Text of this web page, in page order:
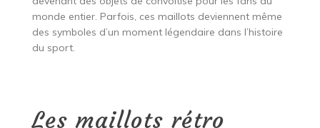
monde entier. Parfois, ces maillots deviennent même
des symboles d’un moment légendaire dans l’histoire
du sport.
Les maillots rétro